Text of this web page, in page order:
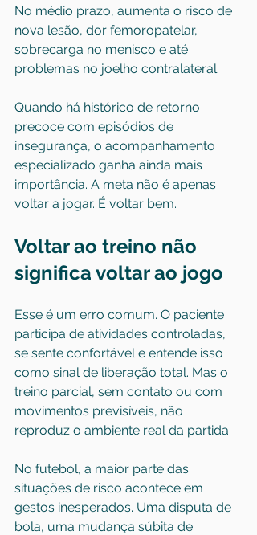
No médio prazo, aumenta o risco de
nova lesão, dor femoropatelar,
sobrecarga no menisco e até
problemas no joelho contralateral.
Quando há histórico de retorno
precoce com episódios de
insegurança, o acompanhamento
especializado ganha ainda mais
importância. A meta não é apenas
voltar a jogar. É voltar bem.
Voltar ao treino não
significa voltar ao jogo
Esse é um erro comum. O paciente
participa de atividades controladas,
se sente confortável e entende isso
como sinal de liberação total. Mas o
treino parcial, sem contato ou com
movimentos previsíveis, não
reproduz o ambiente real da partida.
No futebol, a maior parte das
situações de risco acontece em
gestos inesperados. Uma disputa de
bola, uma mudança súbita de